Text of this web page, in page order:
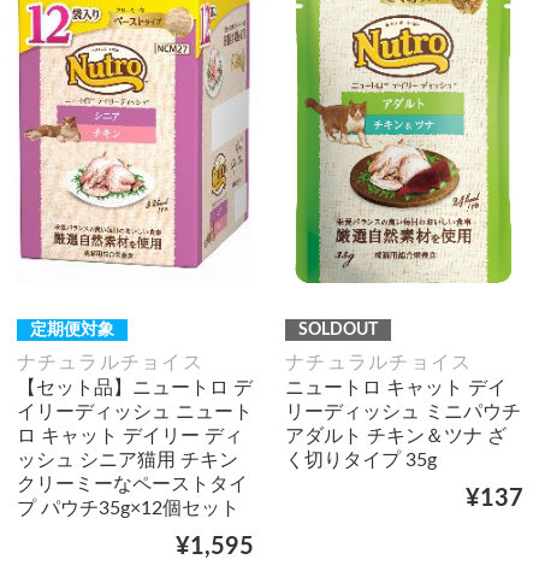
定期便対象
ナチュラルチョイス
【セット品】ニュートロ デ
イリーディッシュ ニュート
ロ キャット デイリー ディ
ッシュ シニア猫用 チキン
クリーミーなペーストタイ
プ パウチ35g×12個セット
¥1,595
SOLDOUT
ナチュラルチョイス
ニュートロ キャット デイ
リーディッシュ ミニパウチ
アダルト チキン＆ツナ ざ
く切りタイプ 35g
¥137